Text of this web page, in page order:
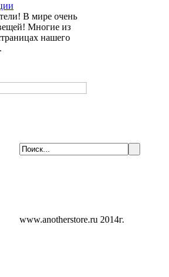
В мире очень
Многие из
нашего
www.anotherstore.ru 2014г.